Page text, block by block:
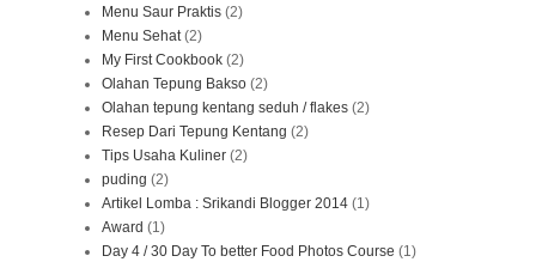
Menu Saur Praktis (2)
Menu Sehat (2)
My First Cookbook (2)
Olahan Tepung Bakso (2)
Olahan tepung kentang seduh / flakes (2)
Resep Dari Tepung Kentang (2)
Tips Usaha Kuliner (2)
puding (2)
Artikel Lomba : Srikandi Blogger 2014 (1)
Award (1)
Day 4 / 30 Day To better Food Photos Course (1)